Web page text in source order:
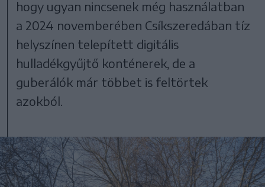
hogy ugyan nincsenek még használatban
a 2024 novemberében Csíkszeredában tíz
helyszínen telepített digitális
hulladékgyűjtő konténerek, de a
guberálók már többet is feltörtek
azokból.